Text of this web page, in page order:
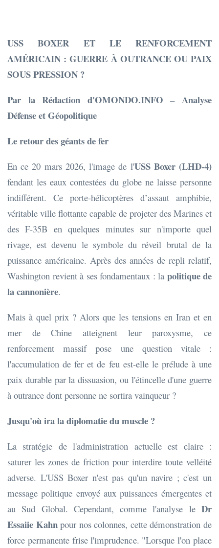
USS BOXER ET LE RENFORCEMENT
AMÉRICAIN : GUERRE À OUTRANCE OU PAIX
SOUS PRESSION ?
Par la Rédaction d'OMONDO.INFO – Analyse
Défense et Géopolitique
Le retour des géants de fer
En ce 20 mars 2026, l'image de l'USS Boxer (LHD-4)
fendant les eaux contestées du globe ne laisse personne
indifférent. Ce porte-hélicoptères d’assaut amphibie,
véritable ville flottante capable de projeter des Marines et
des F-35B en quelques minutes sur n'importe quel
rivage, est devenu le symbole du réveil brutal de la
puissance américaine. Après des années de repli relatif,
Washington revient à ses fondamentaux : la politique de
la cannonière.
Mais à quel prix ? Alors que les tensions en Iran et en
mer de Chine atteignent leur paroxysme, ce
renforcement massif pose une question vitale :
l'accumulation de fer et de feu est-elle le prélude à une
paix durable par la dissuasion, ou l'étincelle d'une guerre
à outrance dont personne ne sortira vainqueur ?
Jusqu'où ira la diplomatie du muscle ?
La stratégie de l'administration actuelle est claire :
saturer les zones de friction pour interdire toute velléité
adverse. L'USS Boxer n'est pas qu'un navire ; c'est un
message politique envoyé aux puissances émergentes et
au Sud Global. Cependant, comme l'analyse le Dr
Essaiie Kahnpour nos colonnes, cette démonstration de
force permanente frise l'imprudence. "Lorsque l'on place